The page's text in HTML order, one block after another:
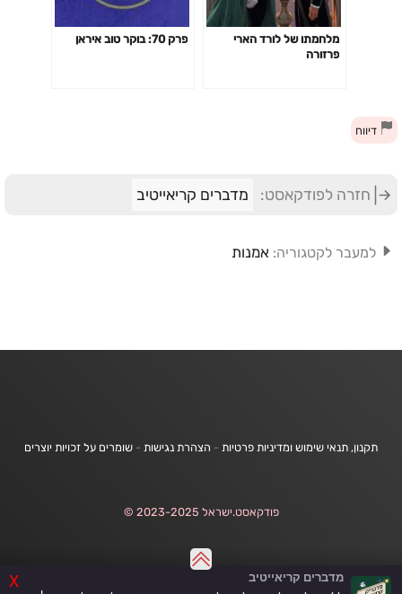
X מדברים קריאייטיב
מלחמתו של לורד הארי
פרזורה
פרק 70: בוקר טוב איראן
דיווח
חזרה לפודקאסט: מדברים קריאייטיב
למעבר לקטגוריה: אמנות
תקנון, תנאי שימוש ומדיניות פרטיות - הצהרת נגישות - שומרים על זכויות יוצרים
פודקאסט.ישראל 2023-2025 ©